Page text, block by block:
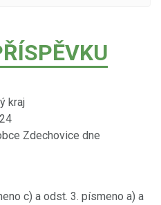
kraj
Zdechovice dne
c) a odst. 3. písmeno a) a